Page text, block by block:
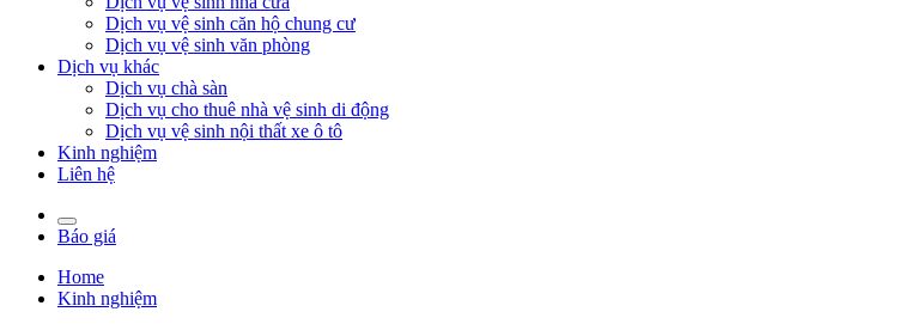
Dịch vụ vệ sinh căn hộ chung cư
Dịch vụ vệ sinh văn phòng
Dịch vụ khác
Dịch vụ chà sàn
Dịch vụ cho thuê nhà vệ sinh di động
Dịch vụ vệ sinh nội thất xe ô tô
Kinh nghiệm
Liên hệ
Báo giá
Home
Kinh nghiệm